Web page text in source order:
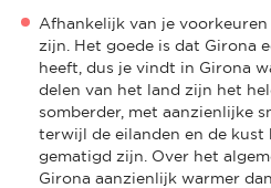
Afhankelijk van je
zijn. Het goede is dat Girona
heeft, dus je vindt in Girona
delen van het land zijn het
somberder, met aanzienlijke
terwijl de eilanden en de kust
gematigd zijn. Over het
Girona aanzienlijk warmer